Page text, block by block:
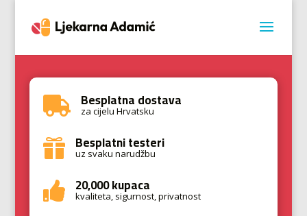
 Besplatna dostava
za cijelu Hrvatsku
 Besplatni testeri
uz svaku narudžbu
 20,000 kupaca
kvaliteta, sigurnost, privatnost